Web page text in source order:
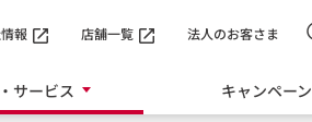
サービス キャンペーン
報 店舗一覧 法人のお客さま